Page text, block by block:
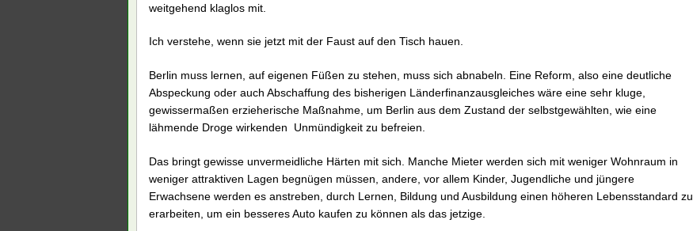
weitgehend klaglos mit.
Ich verstehe, wenn sie jetzt mit der Faust auf den Tisch hauen.
Berlin muss lernen, auf eigenen Füßen zu stehen, muss sich abnabeln. Eine Reform, also eine deutliche
Abspeckung oder auch Abschaffung des bisherigen Länderfinanzausgleiches wäre eine sehr kluge,
gewissermaßen erzieherische Maßnahme, um Berlin aus dem Zustand der selbstgewählten, wie eine
lähmende Droge wirkenden Unmündigkeit zu befreien.
Das bringt gewisse unvermeidliche Härten mit sich. Manche Mieter werden sich mit weniger Wohnraum in
weniger attraktiven Lagen begnügen müssen, andere, vor allem Kinder, Jugendliche und jüngere
Erwachsene werden es anstreben, durch Lernen, Bildung und Ausbildung einen höheren Lebensstandard zu
erarbeiten, um ein besseres Auto kaufen zu können als das jetzige.